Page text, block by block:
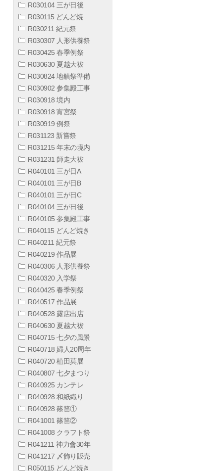
R030104 三が日後
R030115 どんど焼
R030211 紀元祭
R030307 人形供養祭
R030425 春季例祭
R030630 夏越大祓
R030824 地鎮祭準備
R030902 参集殿工事
R030918 境内
R030918 宵宮祭
R030919 例祭
R031123 新嘗祭
R031215 年末の境内
R031231 師走大祓
R040101 三が日A
R040101 三が日B
R040101 三が日C
R040104 三が日後
R040105 参集殿工事
R040115 どんど焼き
R040211 紀元祭
R040219 作品展
R040306 人形供養祭
R040320 入学祭
R040425 春季例祭
R040517 作品展
R040528 露店出店
R040630 夏越大祓
R040715 七夕の風景
R040718 婦人20周年
R040720 植田莫展
R040807 七夕まつり
R040925 カンテレ
R040928 和紙織り
R040928 篠笛①
R041001 篠笛②
R041008 クラフト祭
R041211 神力會30年
R041217 〆飾り販売
R050115 どんど焼き